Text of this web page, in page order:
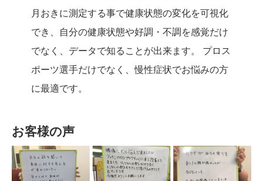
月おきに測定する事で健康状態の変化を可視化
でき、自分の健康状態や好調・不調を感覚だけ
でなく、データで知ることが出来ます。 プロス
ポーツ選手だけでなく、慢性症状でお悩みの方
に最適です。
お客様の声